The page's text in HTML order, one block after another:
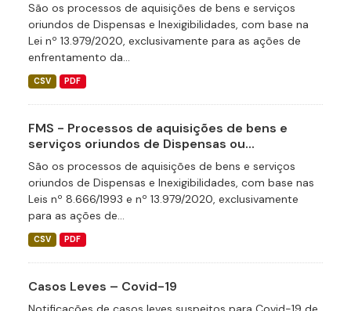
São os processos de aquisições de bens e serviços
oriundos de Dispensas e Inexigibilidades, com base na
Lei nº 13.979/2020, exclusivamente para as ações de
enfrentamento da...
CSV PDF
FMS - Processos de aquisições de bens e
serviços oriundos de Dispensas ou...
São os processos de aquisições de bens e serviços
oriundos de Dispensas e Inexigibilidades, com base nas
Leis nº 8.666/1993 e nº 13.979/2020, exclusivamente
para as ações de...
CSV PDF
Casos Leves – Covid-19